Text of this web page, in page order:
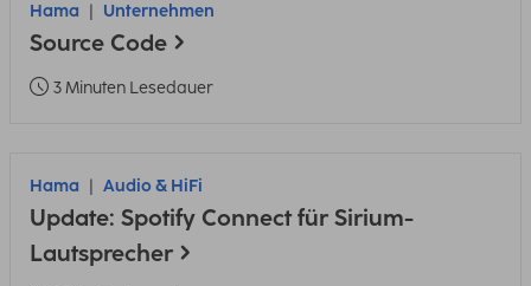
Hama Unternehmen
Source Code
3 Minuten Lesedauer
Hama Audio & HiFi
Update: Spotify Connect für Sirium-
Lautsprecher